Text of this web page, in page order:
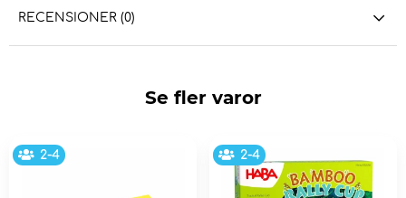
RECENSIONER (0)
Se fler varor
2-4 2-4